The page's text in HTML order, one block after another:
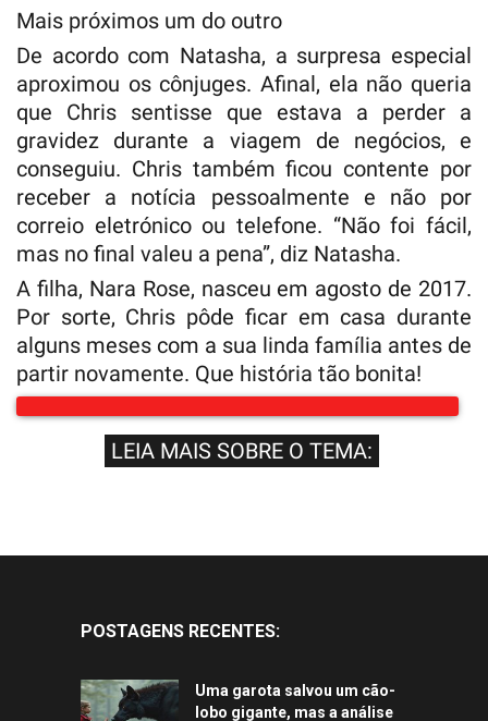
Mais próximos um do outro
De acordo com Natasha, a surpresa especial
aproximou os cônjuges. Afinal, ela não queria
que Chris sentisse que estava a perder a
gravidez durante a viagem de negócios, e
conseguiu. Chris também ficou contente por
receber a notícia pessoalmente e não por
correio eletrónico ou telefone. “Não foi fácil,
mas no final valeu a pena”, diz Natasha.
A filha, Nara Rose, nasceu em agosto de 2017.
Por sorte, Chris pôde ficar em casa durante
alguns meses com a sua linda família antes de
partir novamente. Que história tão bonita!
LEIA MAIS SOBRE O TEMA:
POSTAGENS RECENTES:
Uma garota salvou um cão-
lobo gigante, mas a análise